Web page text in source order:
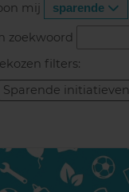
mij sparende
zoekwoord
filters:
Sparende initiatieven